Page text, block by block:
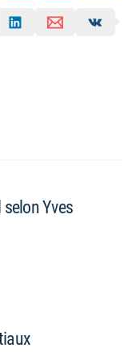
Yves